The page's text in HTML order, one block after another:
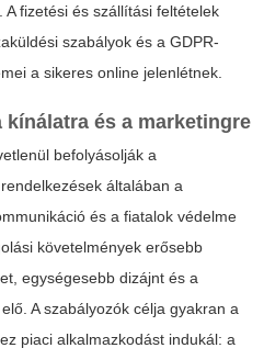
fizetési és szállítási feltételek
szabályok és a GDPR-
a sikeres online jelenlétnek.
kínálatra és a marketingre
befolyásolják a
általában a
és a fiatalok védelme
követelmények erősebb
egységesebb dizájnt és a
A szabályozók célja gyakran a
piaci alkalmazkodást indukál: a